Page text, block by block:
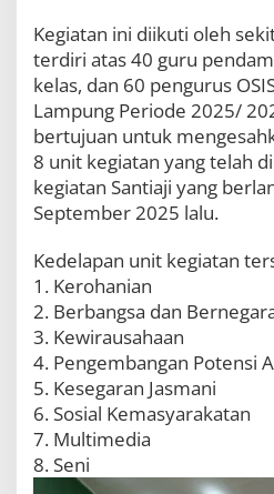
Kegiatan ini diikuti oleh
terdiri atas 40 guru
kelas, dan 60 pengurus
Lampung Periode 2025/
bertujuan untuk
8 unit kegiatan yang telah
kegiatan Santiaji yang
September 2025 lalu.
Kedelapan unit kegiatan
1. Kerohanian
2. Berbangsa dan
3. Kewirausahaan
4. Pengembangan Potensi
5. Kesegaran Jasmani
6. Sosial Kemasyarakatan
7. Multimedia
8. Seni